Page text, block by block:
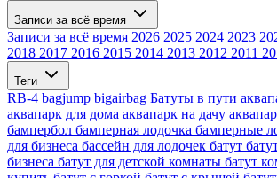
Записи за всё время
Записи за всё время 2026 2025 2024 2023
2018 2017 2016 2015 2014 2013 2012 2011
Теги
RB-4 bagjump bigairbag Батуты в пути
аквапарк для дома аквапарк на дачу
бампербол бамперная лодочка бамперные
для бизнеса бассейн для лодочек батут
бизнеса батут для детской комнаты батут